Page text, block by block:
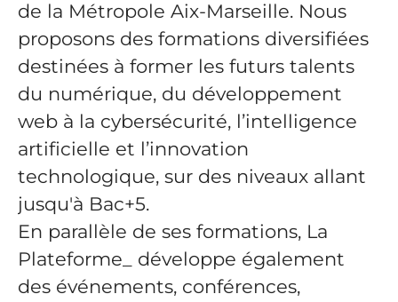
de la Métropole Aix-Marseille. Nous
proposons des formations diversifiées
destinées à former les futurs talents
du numérique, du développement
web à la cybersécurité, l’intelligence
artificielle et l’innovation
technologique, sur des niveaux allant
jusqu'à Bac+5.
En parallèle de ses formations, La
Plateforme_ développe également
des événements, conférences,